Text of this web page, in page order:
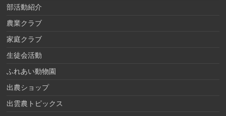
部活動紹介
農業クラブ
家庭クラブ
生徒会活動
ふれあい動物園
出農ショップ
出雲農トピックス